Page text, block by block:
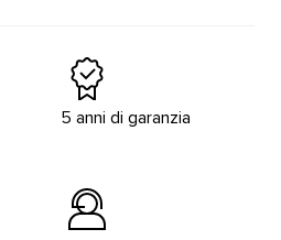
5 anni di garanzia